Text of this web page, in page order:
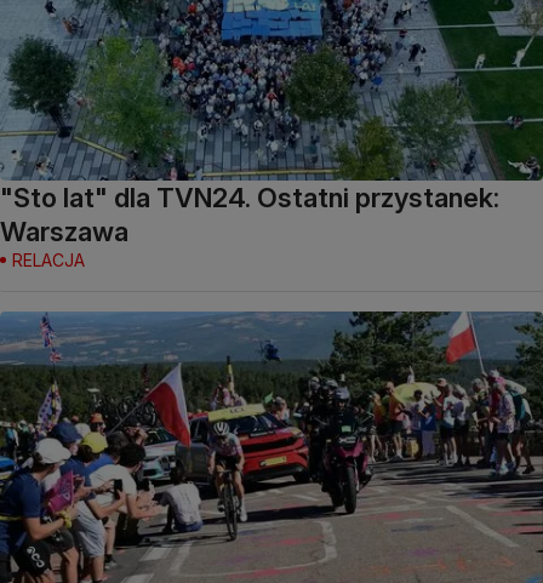
"Sto lat" dla TVN24. Ostatni przystanek:
Warszawa
RELACJA